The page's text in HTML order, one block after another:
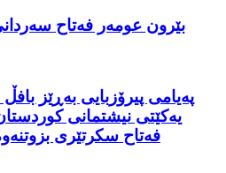
بێرون عومەر فەتاح
پەیامی پیرۆزبایی بەڕێز
یەکێتی نیشتمانی
فەتاح سکرتێری